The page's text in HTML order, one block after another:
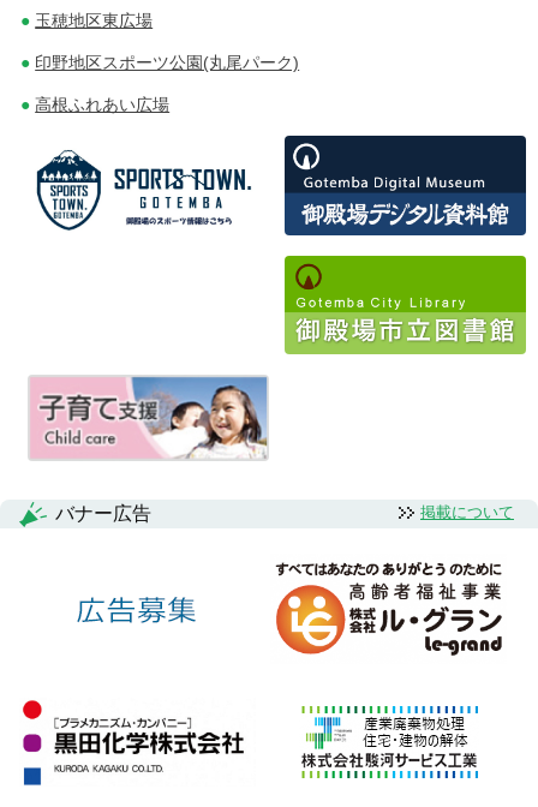
玉穂地区東広場
印野地区スポーツ公園(丸尾パーク)
高根ふれあい広場
バナー広告 掲載について